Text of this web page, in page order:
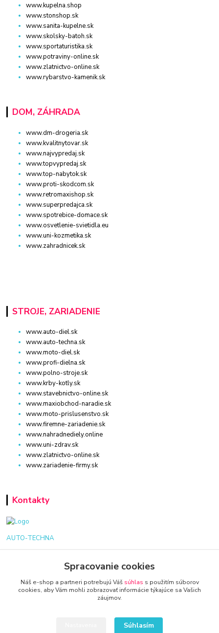
www.kupelna.shop
www.stonshop.sk
www.sanita-kupelne.sk
www.skolsky-batoh.sk
www.sportaturistika.sk
www.potraviny-online.sk
www.zlatnictvo-online.sk
www.rybarstvo-kamenik.sk
DOM, ZÁHRADA
www.dm-drogeria.sk
www.kvalitnytovar.sk
www.najvypredaj.sk
www.topvypredaj.sk
www.top-nabytok.sk
www.proti-skodcom.sk
www.retromaxishop.sk
www.superpredajca.sk
www.spotrebice-domace.sk
www.osvetlenie-svietidla.eu
www.uni-kozmetika.sk
www.zahradnicek.sk
STROJE, ZARIADENIE
www.auto-diel.sk
www.auto-techna.sk
www.moto-diel.sk
www.profi-dielna.sk
www.polno-stroje.sk
www.krby-kotly.sk
www.stavebnictvo-online.sk
www.maxiobchod-naradie.sk
www.moto-prislusenstvo.sk
www.firemne-zariadenie.sk
www.nahradnediely.online
www.uni-zdrav.sk
www.zlatnictvo-online.sk
www.zariadenie-firmy.sk
Kontakty
AUTO-TECHNA
+421 940 949 000
info@kamenik.sk
Spracovanie cookies
Náš e-shop a partneri potrebujú Váš súhlas s použitím súborov
cookies, aby Vám mohli zobrazovať informácie týkajúce sa Vašich
záujmov.
Súhlasím